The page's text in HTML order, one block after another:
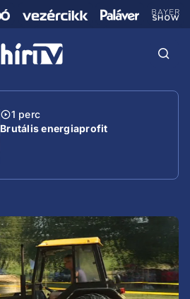
1 perc
Brutális energiaprofit